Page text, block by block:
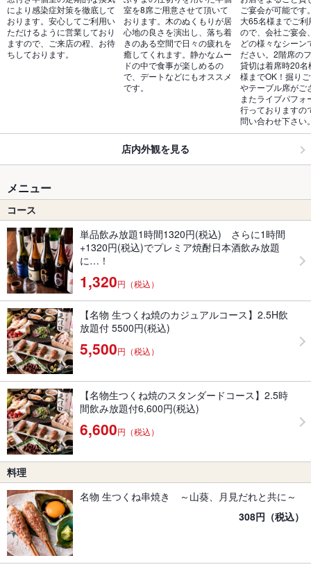
により感染症対策を徹底して
おります。安心してご利用い
ただけるように営業しており
ますので、ご来店の程、お待
ちしております。
室を8席ご用意させて頂いて
おります。木のぬくもりが居
心地の良さを演出し、落ち着
きのある空間で日々の疲れを
癒してくれます。静かなムー
ドの中で食事が楽しめるの
で、デートなどにもオススメ
です。
ご宴会が可能です
大65名様までご
ので、会社ご宴会
どの様々なシーン
ださい。2階席の
貸切は着席時20名
様までOK！掘り
やテーブル席がご
またライブパフォ
行っておりますの
問い合わせ下さい
店内外観を見る
メニュー
コース
単品飲み放題1時間1320円(税込) さらに1時間
+1320円(税込)でプレミア焼酎日本酒飲み放題
に…！
1,320円（税込）
【名物 生つくね焼のカジュアルコース】2.5H飲
放題付 5500円(税込)
5,500円（税込）
【名物生つくね焼のスタンダードコース】2.5時
間飲み放題付6,600円(税込)
6,600円（税込）
料理
名物 生つくね串焼き ～山葵、月見だれと共に～
308円（税込）